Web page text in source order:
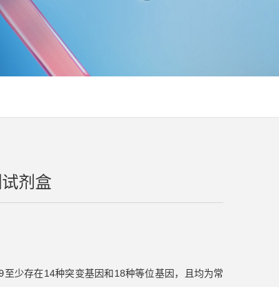
剂盒
少存在14种突变基因和18种等位基因，且均为常